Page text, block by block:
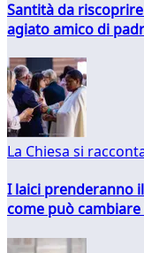
Santità da
agiato amico di
La Chiesa si
I laici prenderanno
come può